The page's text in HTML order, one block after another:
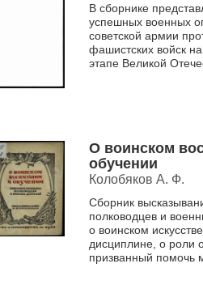
В сборнике
успешных военных
советской армии
фашистских войск
этапе Великой
О воинском
обучении
Колобяков А. Ф.
Сборник
полководцев и
о воинском
дисциплине, о роли
призванный помочь